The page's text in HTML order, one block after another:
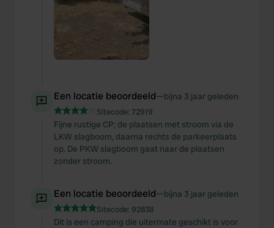
Een locatie beoordeeld—bijna 3 jaar geleden
Sitecode: 72919
Fijne rustige CP; de plaatsen met stroom via de
LKW slagboom, daarna rechts de parkeerplaats
op. De PKW slagboom gaat naar de plaatsen
zonder stroom.
Een locatie beoordeeld—bijna 3 jaar geleden
Sitecode: 92838
Dit is een camping die uitermate geschikt is voor